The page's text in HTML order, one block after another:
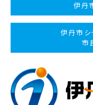
伊丹
伊丹市シ
市